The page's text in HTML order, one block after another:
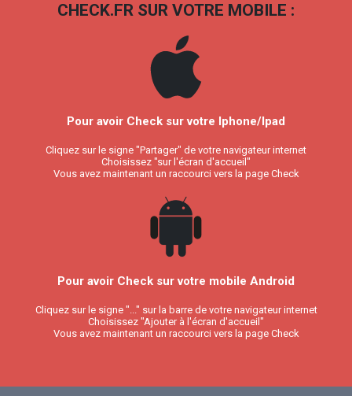
CHECK.FR SUR VOTRE MOBILE :
Pour avoir Check sur votre Iphone/Ipad
Cliquez sur le signe "Partager" de votre navigateur internet
Choisissez "sur l'écran d'accueil"
Vous avez maintenant un raccourci vers la page Check
Pour avoir Check sur votre mobile Android
Cliquez sur le signe "..." sur la barre de votre navigateur internet
Choisissez "Ajouter à l'écran d'accueil"
Vous avez maintenant un raccourci vers la page Check